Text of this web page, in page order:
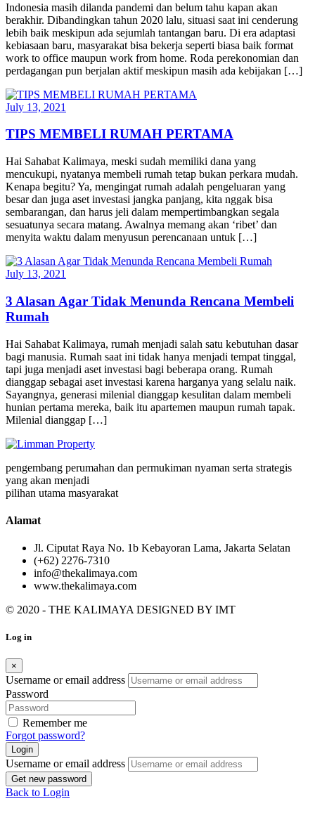
Indonesia masih dilanda pandemi dan belum tahu kapan akan
berakhir. Dibandingkan tahun 2020 lalu, situasi saat ini cenderung
lebih baik meskipun ada sejumlah tantangan baru. Di era adaptasi
kebiasaan baru, masyarakat bisa bekerja seperti biasa baik format
work to office maupun work from home. Roda perekonomian dan
perdagangan pun berjalan aktif meskipun masih ada kebijakan […]
July 13, 2021
TIPS MEMBELI RUMAH PERTAMA
Hai Sahabat Kalimaya, meski sudah memiliki dana yang
mencukupi, nyatanya membeli rumah tetap bukan perkara mudah.
Kenapa begitu? Ya, mengingat rumah adalah pengeluaran yang
besar dan juga aset investasi jangka panjang, kita nggak bisa
sembarangan, dan harus jeli dalam mempertimbangkan segala
sesuatunya secara matang. Awalnya memang akan ‘ribet’ dan
menyita waktu dalam menyusun perencanaan untuk […]
July 13, 2021
3 Alasan Agar Tidak Menunda Rencana Membeli
Rumah
Hai Sahabat Kalimaya, rumah menjadi salah satu kebutuhan dasar
bagi manusia. Rumah saat ini tidak hanya menjadi tempat tinggal,
tapi juga menjadi aset investasi bagi beberapa orang. Rumah
dianggap sebagai aset investasi karena harganya yang selalu naik.
Sayangnya, generasi milenial dianggap kesulitan dalam membeli
hunian pertama mereka, baik itu apartemen maupun rumah tapak.
Milenial dianggap […]
pengembang perumahan dan permukiman nyaman serta strategis
yang akan menjadi
pilihan utama masyarakat
Alamat
Jl. Ciputat Raya No. 1b Kebayoran Lama, Jakarta Selatan
(+62) 2276-7310
info@thekalimaya.com
www.thekalimaya.com
© 2020 - THE KALIMAYA DESIGNED BY IMT
Log in
×
Username or email address
Password
Remember me
Forgot password?
Login
Username or email address
Get new password
Back to Login